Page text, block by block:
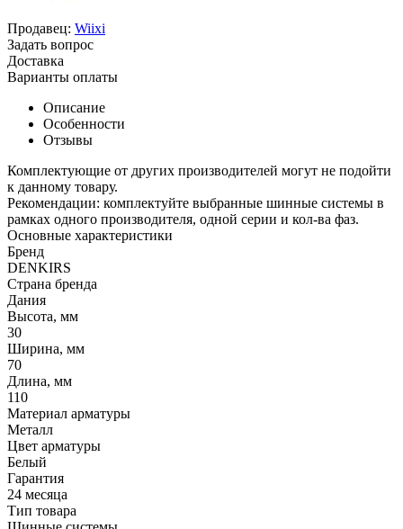
Продавец: Wiixi
Задать вопрос
Доставка
Варианты оплаты
Описание
Особенности
Отзывы
Комплектующие от других производителей могут не подойти
к данному товару.
Рекомендации: комплектуйте выбранные шинные системы в
рамках одного производителя, одной серии и кол-ва фаз.
Основные характеристики
Бренд
DENKIRS
Страна бренда
Дания
Высота, мм
30
Ширина, мм
70
Длина, мм
110
Материал арматуры
Металл
Цвет арматуры
Белый
Гарантия
24 месяца
Тип товара